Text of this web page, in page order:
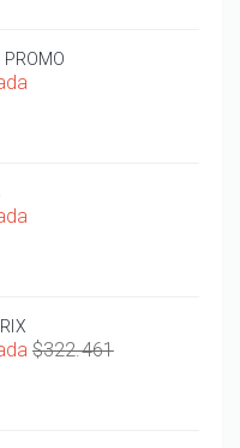
$322.461